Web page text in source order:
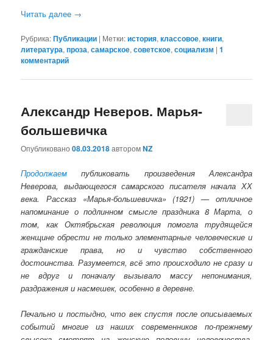
Читать далее →
Рубрика:Публикации | Метки:история,классовое,книги,
литература,проза,самарское,советское,социализм |1
комментарий
Александр Неверов. Марья-
большевичка
Опубликовано08.03.2018авторомNZ
Продолжаем публиковать произведения Александра
Неверова, выдающегося самарского писателя начала ХХ
века. Рассказ «Марья-большевичка» (1921) — отличное
напоминание о подлинном смысле праздника 8 Марта, о
том, как Октябрьская революция помогла трудящейся
женщине обрести не только элементарные человеческие и
гражданские права, но и чувство собственного
достоинства. Разумеется, всё это происходило не сразу и
не вдруг и поначалу вызывало массу непонимания,
раздражения и насмешек, особенно в деревне.
Печально и постыдно, что век спустя после описываемых
событий многие из наших современников по-прежнему